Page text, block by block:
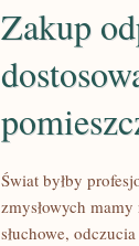
Zakup
Świat byłby
zmysłowych
słuchowe,